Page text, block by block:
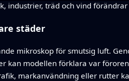
industrier, träd och vind
städer
mikroskop för smutsig luft.
kan modellen förklara var
markanvändning eller rutter